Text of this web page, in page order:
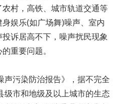
村，高铁、城市轨道交通等
娱乐(如广场舞)噪声、室内
诉居高不下，噪声扰民现象
重要问题。
声污染防治报告》，据不完全
级市和地级及以上城市的生态